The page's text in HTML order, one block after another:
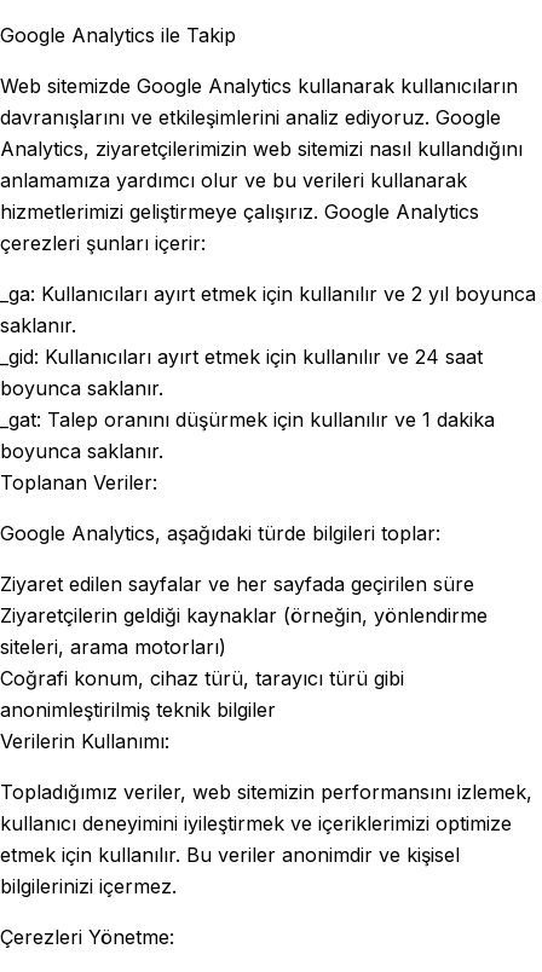
Google Analytics ile Takip
Web sitemizde Google Analytics kullanarak kullanıcıların
davranışlarını ve etkileşimlerini analiz ediyoruz. Google
Analytics, ziyaretçilerimizin web sitemizi nasıl kullandığını
anlamamıza yardımcı olur ve bu verileri kullanarak
hizmetlerimizi geliştirmeye çalışırız. Google Analytics
çerezleri şunları içerir:
_ga: Kullanıcıları ayırt etmek için kullanılır ve 2 yıl boyunca
saklanır.
_gid: Kullanıcıları ayırt etmek için kullanılır ve 24 saat
boyunca saklanır.
_gat: Talep oranını düşürmek için kullanılır ve 1 dakika
boyunca saklanır.
Toplanan Veriler:
Google Analytics, aşağıdaki türde bilgileri toplar:
Ziyaret edilen sayfalar ve her sayfada geçirilen süre
Ziyaretçilerin geldiği kaynaklar (örneğin, yönlendirme
siteleri, arama motorları)
Coğrafi konum, cihaz türü, tarayıcı türü gibi
anonimleştirilmiş teknik bilgiler
Verilerin Kullanımı:
Topladığımız veriler, web sitemizin performansını izlemek,
kullanıcı deneyimini iyileştirmek ve içeriklerimizi optimize
etmek için kullanılır. Bu veriler anonimdir ve kişisel
bilgilerinizi içermez.
Çerezleri Yönetme: